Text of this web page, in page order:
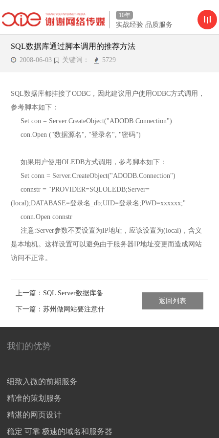
10年
实战经验 品质服务
SQL数据库通过脚本调用的推荐方法
2008-06-03 关键词： 5729
SQL数据库都挂接了ODBC，因此建议用户使用ODBC方式调用，
参考脚本如下：
Set con = Server.CreateObject("ADODB.Connection")
con.Open ("数据源名", "登录名", "密码")
如果用户使用OLEDB方式调用，参考脚本如下：
Set conn = Server.CreateObject("ADODB.Connection")
connstr = "PROVIDER=SQLOLEDB;Server=
(local);DATABASE=登录名_db;UID=登录名;PWD=xxxxxx;"
conn.Open connstr
注意:Server参数不要设置为IP地址，应该设置为(local)，含义
是本地机。这样设置可以避免由于服务器IP地址变更而造成网站
访问不正常。
上一篇：SQL Server数据库备
份和恢复措施
下一篇：苏州做网站要注意什
么？
返回列表
我们的优势
细致入微的前期服务
精准的策划服务
精湛的网页设计
稳定 可靠 极速的域名和服务器